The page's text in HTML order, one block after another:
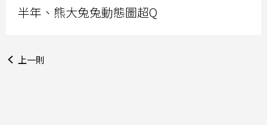
半年、熊大兔兔動態圖超Q
上一則